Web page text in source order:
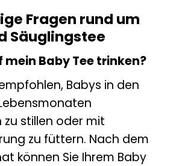
Fragen rund um
Säuglingstee
Baby Tee trinken?
Babys in den
zu stillen oder mit
zu füttern. Nach dem
können Sie Ihrem Baby